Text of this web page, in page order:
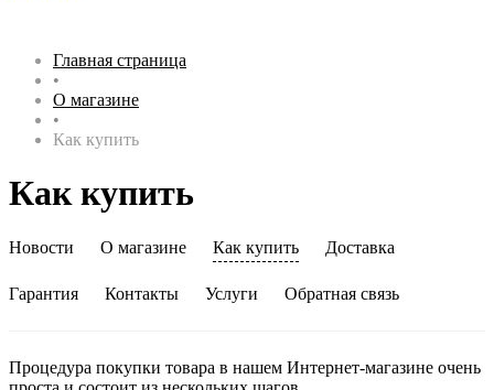
Главная страница
•
О магазине
•
Как купить
Как купить
Новости О магазине Как купить Доставка
Гарантия Контакты Услуги Обратная связь
Процедура покупки товара в нашем Интернет-магазине очень